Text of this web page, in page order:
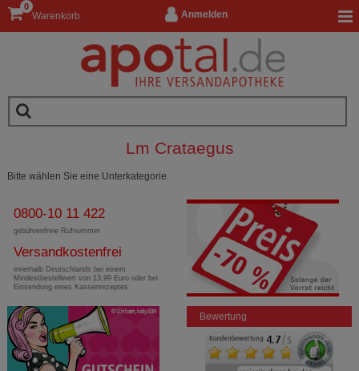
Anmelden
Warenkorb
0
Lm Crataegus
Bitte wählen Sie eine Unterkategorie.
0800-10 11 422
gebührenfreie Rufnummer
Versandkostenfrei
innerhalb Deutschlands bei einem
Mindestbestellwert von 13,99 Euro oder bei
Einsendung eines Kassenrezeptes
Bewertung